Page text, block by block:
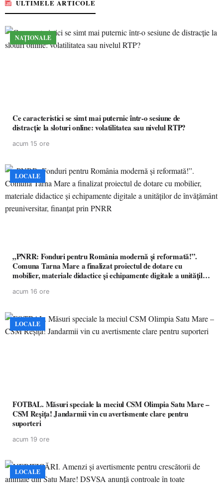
ULTIMELE ARTICOLE
NAȚIONALE
Ce caracteristici se simt mai puternic într-o sesiune de
distracție la sloturi online: volatilitatea sau nivelul RTP?
acum 15 ore
LOCALE
„PNRR: Fonduri pentru România modernă și reformată!”.
Comuna Tarna Mare a finalizat proiectul de dotare cu
mobilier, materiale didactice și echipamente digitale a unităților
acum 16 ore
LOCALE
FOTBAL. Măsuri speciale la meciul CSM Olimpia Satu Mare –
CSM Reșița! Jandarmii vin cu avertismente clare pentru
suporteri
acum 19 ore
LOCALE